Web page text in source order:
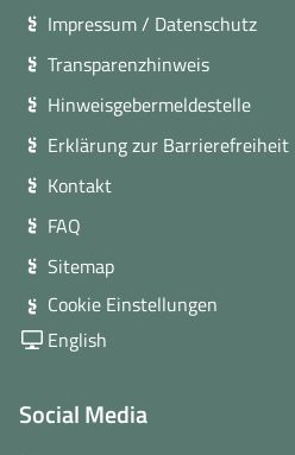
Impressum / Datenschutz
Transparenzhinweis
Hinweisgebermeldestelle
Erklärung zur Barrierefreiheit
Kontakt
FAQ
Sitemap
Cookie Einstellungen
English
Social Media